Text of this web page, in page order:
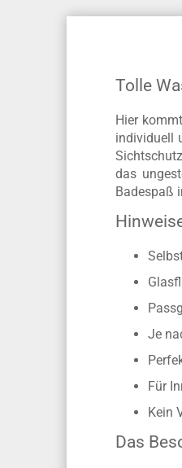
Tolle
Hier
individuell
das
Badespaß
Je
Für
Kein
Das